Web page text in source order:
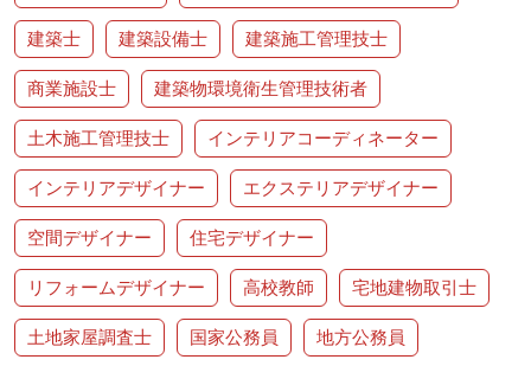
建築士 建築設備士 建築施工管理技士
商業施設士 建築物環境衛生管理技術者
土木施工管理技士 インテリアコーディネーター
インテリアデザイナー エクステリアデザイナー
空間デザイナー 住宅デザイナー
リフォームデザイナー 高校教師 宅地建物取引士
土地家屋調査士 国家公務員 地方公務員